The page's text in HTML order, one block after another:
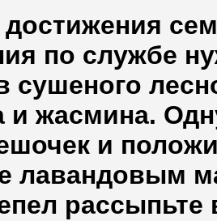
по службе
сушеного
и жасмина.
и
лавандовым